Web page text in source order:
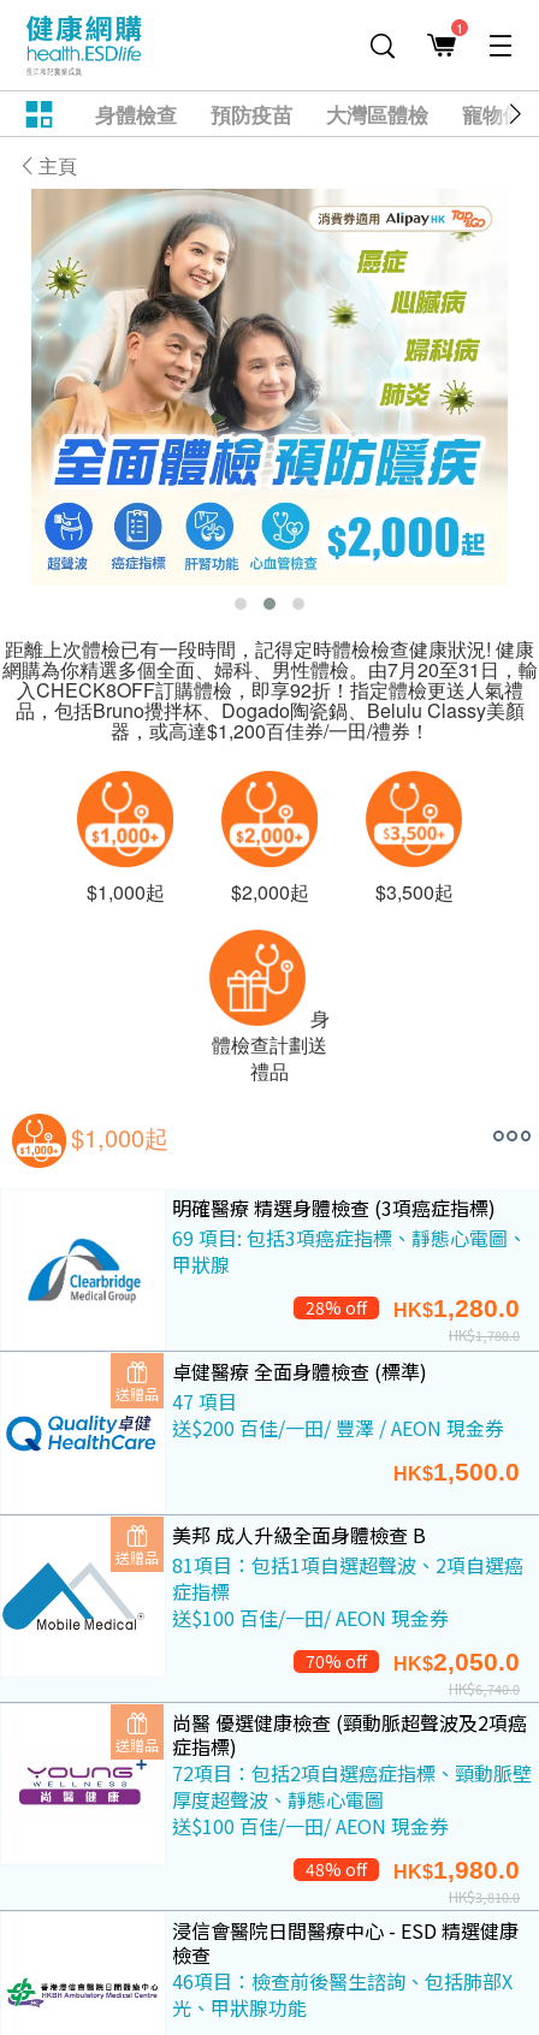
1
身體檢查 預防疫苗 大灣區體檢 寵物健
主頁
距離上次體檢已有一段時間，記得定時體檢檢查健康狀況! 健康
網購為你精選多個全面、婦科、男性體檢。由7月20至31日，輸
入CHECK8OFF訂購體檢，即享92折！指定體檢更送人氣禮
品，包括Bruno攪拌杯、Dogado陶瓷鍋、Belulu Classy美顏
器，或高達$1,200百佳券/一田/禮券！
$1,000起 $2,000起 $3,500起
身
體檢查計劃送
禮品
$1,000起
明確醫療 精選身體檢查 (3項癌症指標)
69 項目: 包括3項癌症指標、靜態心電圖、
甲狀腺
28% off HK$1,280.0
HK$1,780.0
送贈品
卓健醫療 全面身體檢查 (標準)
47 項目
送$200 百佳/一田/ 豐澤 / AEON 現金券
HK$1,500.0
送贈品
美邦 成人升級全面身體檢查 B
81項目：包括1項自選超聲波、2項自選癌
症指標
送$100 百佳/一田/ AEON 現金券
70% off HK$2,050.0
HK$6,740.0
送贈品
尚醫 優選健康檢查 (頸動脈超聲波及2項癌
症指標)
72項目：包括2項自選癌症指標、頸動脈壁
厚度超聲波、靜態心電圖
送$100 百佳/一田/ AEON 現金券
48% off HK$1,980.0
HK$3,810.0
浸信會醫院日間醫療中心 - ESD 精選健康
檢查
46項目：檢查前後醫生諮詢、包括肺部X
光、甲狀腺功能